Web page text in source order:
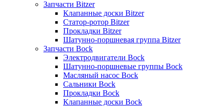
Запчасти Bitzer
Клапанные доски Bitzer
Статор-ротор Bitzer
Прокладки Bitzer
Шатунно-поршневая группа Bitzer
Запчасти Bock
Электродвигатели Bock
Шатунно-поршневые группы Bock
Масляный насос Bock
Сальники Bock
Прокладки Bock
Клапанные доски Bock